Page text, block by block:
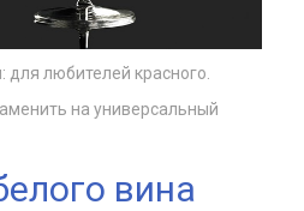
любителей красного.
на универсальный
вина